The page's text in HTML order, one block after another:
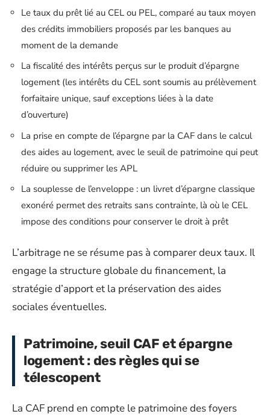
Le taux du prêt lié au CEL ou PEL, comparé au taux moyen
des crédits immobiliers proposés par les banques au
moment de la demande
La fiscalité des intérêts perçus sur le produit d’épargne
logement (les intérêts du CEL sont soumis au prélèvement
forfaitaire unique, sauf exceptions liées à la date
d’ouverture)
La prise en compte de l’épargne par la CAF dans le calcul
des aides au logement, avec le seuil de patrimoine qui peut
réduire ou supprimer les APL
La souplesse de l’enveloppe : un livret d’épargne classique
exonéré permet des retraits sans contrainte, là où le CEL
impose des conditions pour conserver le droit à prêt
L’arbitrage ne se résume pas à comparer deux taux. Il
engage la structure globale du financement, la
stratégie d’apport et la préservation des aides
sociales éventuelles.
Patrimoine, seuil CAF et épargne
logement : des règles qui se
télescopent
La CAF prend en compte le patrimoine des foyers